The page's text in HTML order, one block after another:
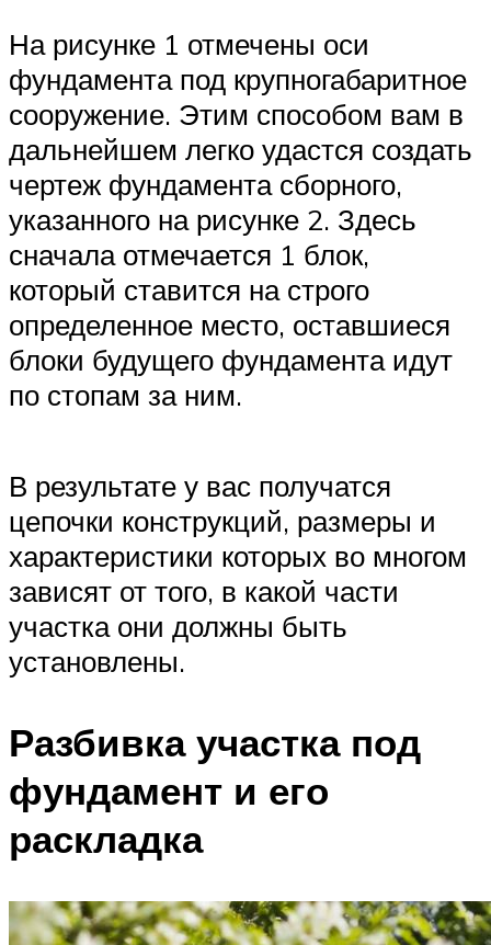
На рисунке 1 отмечены оси
фундамента под крупногабаритное
сооружение. Этим способом вам в
дальнейшем легко удастся создать
чертеж фундамента сборного,
указанного на рисунке 2. Здесь
сначала отмечается 1 блок,
который ставится на строго
определенное место, оставшиеся
блоки будущего фундамента идут
по стопам за ним.
В результате у вас получатся
цепочки конструкций, размеры и
характеристики которых во многом
зависят от того, в какой части
участка они должны быть
установлены.
Разбивка участка под
фундамент и его
раскладка